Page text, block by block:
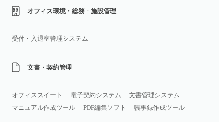
オフィス環境・総務・施設管理
受付・入退室管理システム
文書・契約管理
オフィススイート 電子契約システム
文書管理システム
マニュアル作成ツール
PDF編集ソフト 議事録作成ツール